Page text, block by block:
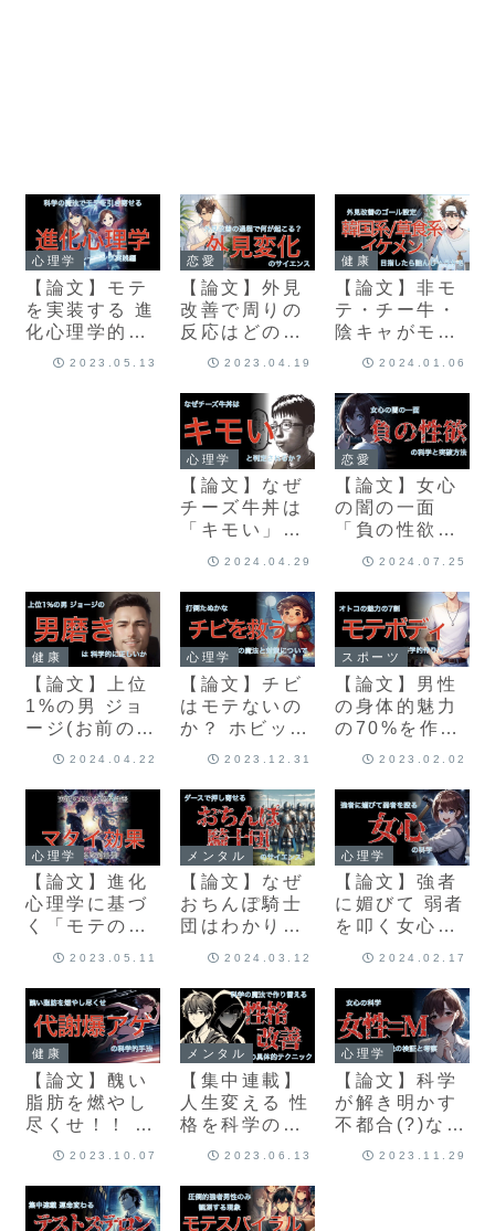
心理学
【論文】モテ
を実装する 進
化心理学的モ
テトレーニン
2023.05.13
恋愛
【論文】外見
改善で周りの
反応はどのよ
うに変化する
2023.04.19
健康
【論文】非モ
テ・チー牛・
陰キャがモテ
ようとして草
ケメン目指し
たら詰んじゃ
う話
2024.01.06
心理学
【論文】なぜ
チーズ牛丼は
「キモい」と
か 弱者男性シ
グナルの科学
2024.04.29
恋愛
【論文】女心
の闇の一面
「負の性欲」
2024.07.25
健康
【論文】上位
1%の男 ジョ
ージ(お前の親
友)が提唱する
ドは正しい
か？
2024.04.22
心理学
【論文】チビ
はモテないの
か？ ホビット
たちを救う学
2023.12.31
スポーツ
【論文】男性
の身体的魅力
の70%を作り
出せ！！ モテ
的かつ戦略的
に作る方法
2023.02.02
心理学
【論文】進化
心理学に基づ
く「モテの理
効果
2023.05.11
メンタル
【論文】なぜ
おちんぽ騎士
団はわかりや
か？
2024.03.12
心理学
【論文】強者
に媚びて 弱者
を叩く女心の
2024.02.17
健康
【論文】醜い
脂肪を燃やし
尽くせ！！ 代
謝爆アゲの科
2023.10.07
メンタル
【集中連載】
人生変える 性
格を科学の力
で変える手法
チャー-
2023.06.13
心理学
【論文】科学
が解き明かす
不都合(?)な真
実 「女性 =
2023.11.29